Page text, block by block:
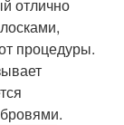
отлично
процедуры.